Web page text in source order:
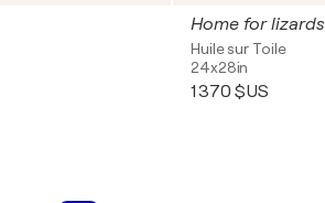
Home for lizards
Huile sur Toile
24x28in
1 370 $US